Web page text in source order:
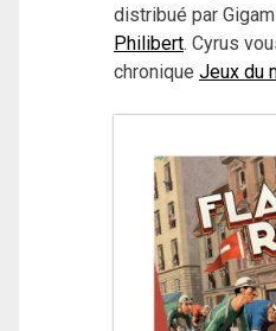
distribué par
Philibert. Cyrus
chronique Jeux du